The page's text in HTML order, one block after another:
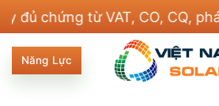
qua
nội
dung
từ VAT, CO, CQ, pháp lý
Năng Lực